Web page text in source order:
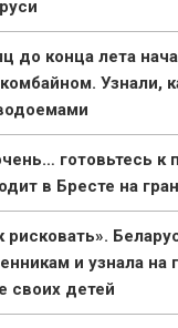
до конца лета
Узнали,
готовьтесь к
в Бресте на
рисковать».
и узнала на
своих детей